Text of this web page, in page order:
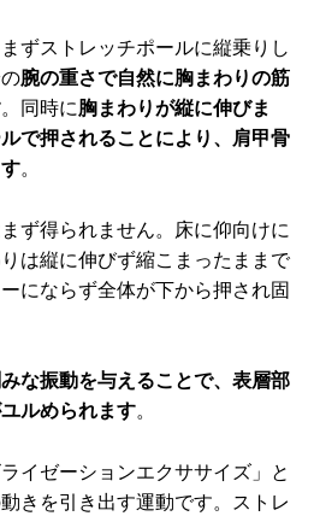
ずストレッチポールに縦乗りし
腕の重さで自然に胸まわりの筋
。同時に胸まわりが縦に伸びま
で押されることにより、肩甲骨
。
ず得られません。床に仰向けに
は縦に伸びず縮こまったままで
にならず全体が下から押され固
な振動を与えることで、表層部
ルめられます。
イゼーションエクササイズ」と
きを引き出す運動です。ストレ